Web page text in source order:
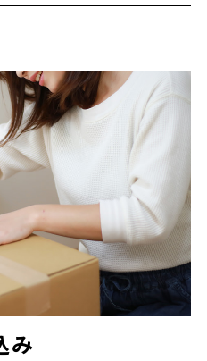
み